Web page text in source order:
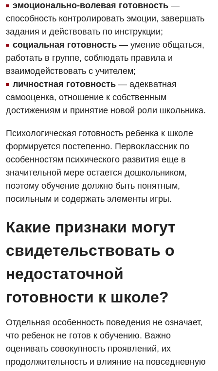
Мероприятия БПР
Интернатура
Энциклопедия
Отзывы
Видео
Диагностика
Ангиографические исследования
Диагностическое отделение
Компьютерная томография
Магнитно-резонансная томография
Маммография
Нейросонография
Рентгенография
УЗИ
Эндоскопическое отделение
Акушерство и гинекология
Аллергология, иммунология
Андрология
Бесплатные услуги
Гастроэнтерология
Гинекологическое отделение
Гинекологическое отделение
Диагностическое отделение
Дневной стационар
Онкологическое отделение
Отделение интенсивной терапии
Отделение неотложных состояний
Офтальмологическое отделение
Скорая медицинская помощь
Терапевтическое отделение
Травматологическое отделение
Урологическое отделение
Эндоскопическое отделение
Декларирование
Лечение острого инфаркта
Национальный скрининг здоровья 40+
Русский
эмоционально-волевая готовность —
способность контролировать эмоции, завершать
задания и действовать по инструкции;
социальная готовность — умение общаться,
работать в группе, соблюдать правила и
взаимодействовать с учителем;
личностная готовность — адекватная
самооценка, отношение к собственным
достижениям и принятие новой роли школьника.
Психологическая готовность ребенка к школе
формируется постепенно. Первоклассник по
особенностям психического развития еще в
значительной мере остается дошкольником,
поэтому обучение должно быть понятным,
посильным и содержать элементы игры.
Какие признаки могут
свидетельствовать о
недостаточной
готовности к школе?
Отдельная особенность поведения не означает,
что ребенок не готов к обучению. Важно
оценивать совокупность проявлений, их
продолжительность и влияние на повседневную